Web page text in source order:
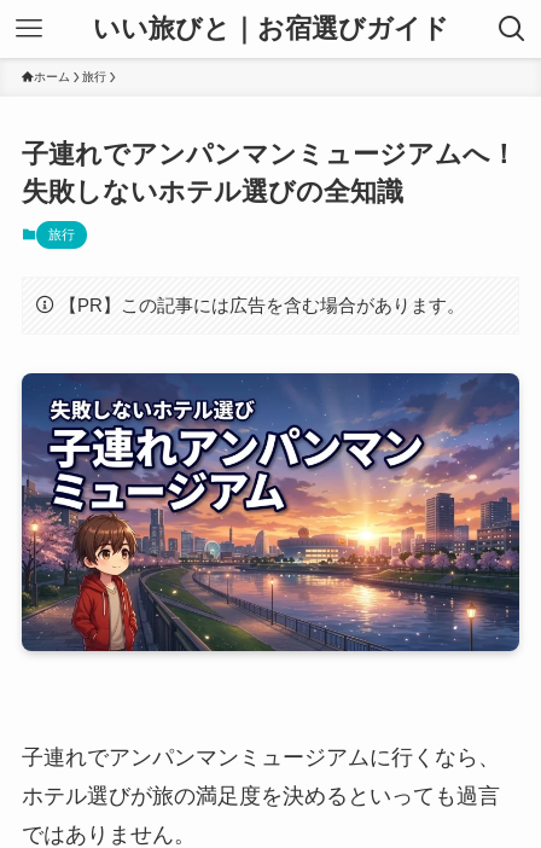
いい旅びと｜お宿選びガイド
ホーム 旅行
子連れでアンパンマンミュージアムへ！
失敗しないホテル選びの全知識
旅行
【PR】この記事には広告を含む場合があります。
子連れでアンパンマンミュージアムに行くなら、
ホテル選びが旅の満足度を決めるといっても過言
ではありません。